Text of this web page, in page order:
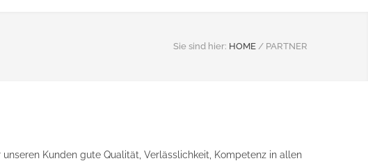
Sie sind hier: HOME / PARTNER
Kunden gute Qualität, Verlässlichkeit, Kompetenz in allen